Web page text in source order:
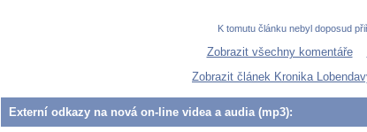
K tomutu článku nebyl doposud
Zobrazit všechny komentáře
Zobrazit článek Kronika
Externí odkazy na nová on-line videa a audia (mp3):